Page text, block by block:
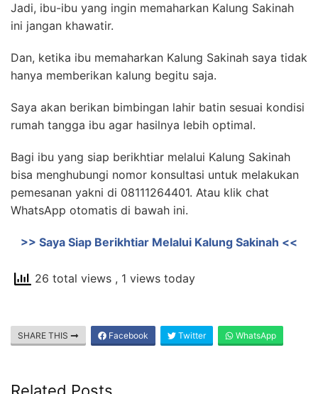
Jadi, ibu-ibu yang ingin memaharkan Kalung Sakinah
ini jangan khawatir.
Dan, ketika ibu memaharkan Kalung Sakinah saya tidak
hanya memberikan kalung begitu saja.
Saya akan berikan bimbingan lahir batin sesuai kondisi
rumah tangga ibu agar hasilnya lebih optimal.
Bagi ibu yang siap berikhtiar melalui Kalung Sakinah
bisa menghubungi nomor konsultasi untuk melakukan
pemesanan yakni di 08111264401. Atau klik chat
WhatsApp otomatis di bawah ini.
>> Saya Siap Berikhtiar Melalui Kalung Sakinah <<
26 total views , 1 views today
SHARE THIS Facebook Twitter WhatsApp